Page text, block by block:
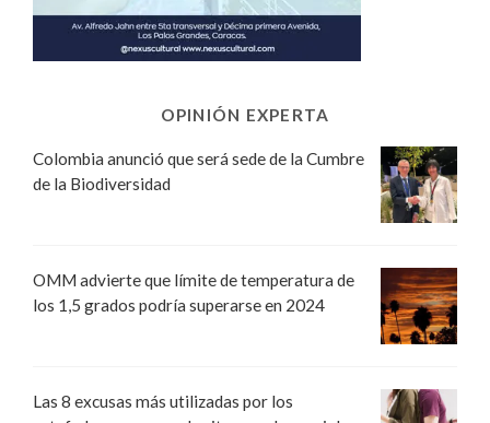
OPINIÓN EXPERTA
Colombia anunció que será sede de la Cumbre
de la Biodiversidad
OMM advierte que límite de temperatura de
los 1,5 grados podría superarse en 2024
Las 8 excusas más utilizadas por los